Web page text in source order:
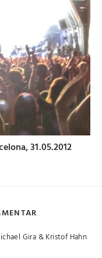
31.05.2012
Gira & Kristof Hahn